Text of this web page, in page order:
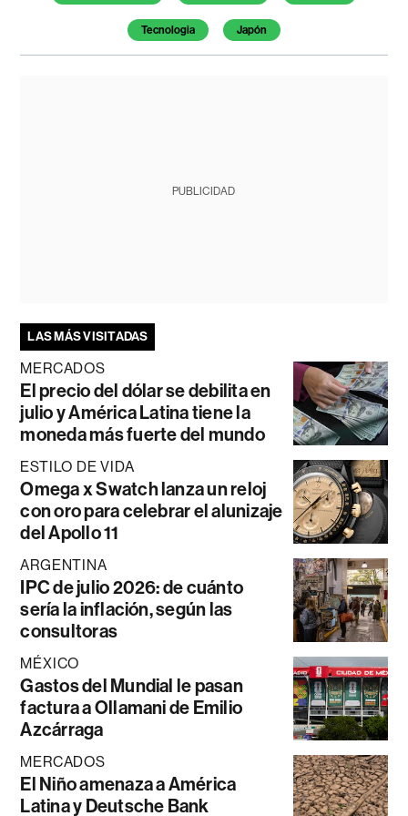
Tecnologia Japón
PUBLICIDAD
LAS MÁS VISITADAS
MERCADOS
El precio del dólar se debilita en
julio y América Latina tiene la
moneda más fuerte del mundo
ESTILO DE VIDA
Omega x Swatch lanza un reloj
con oro para celebrar el alunizaje
del Apollo 11
ARGENTINA
IPC de julio 2026: de cuánto
sería la inflación, según las
consultoras
MÉXICO
Gastos del Mundial le pasan
factura a Ollamani de Emilio
Azcárraga
MERCADOS
El Niño amenaza a América
Latina y Deutsche Bank